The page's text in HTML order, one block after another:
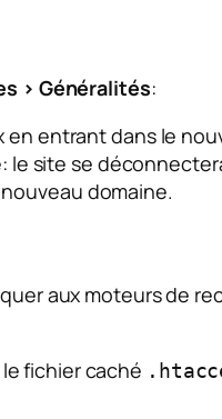
> Généralités:
en entrant dans le
le site se
domaine.
aux moteurs de
fichier caché